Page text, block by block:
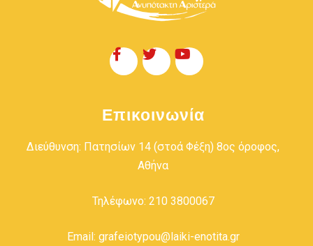
Επικοινωνία
Διεύθυνση: Πατησίων 14 (στοά Φέξη) 8ος όροφος,
Αθήνα
Τηλέφωνο: 210 3800067
Email: grafeiotypou@laiki-enotita.gr